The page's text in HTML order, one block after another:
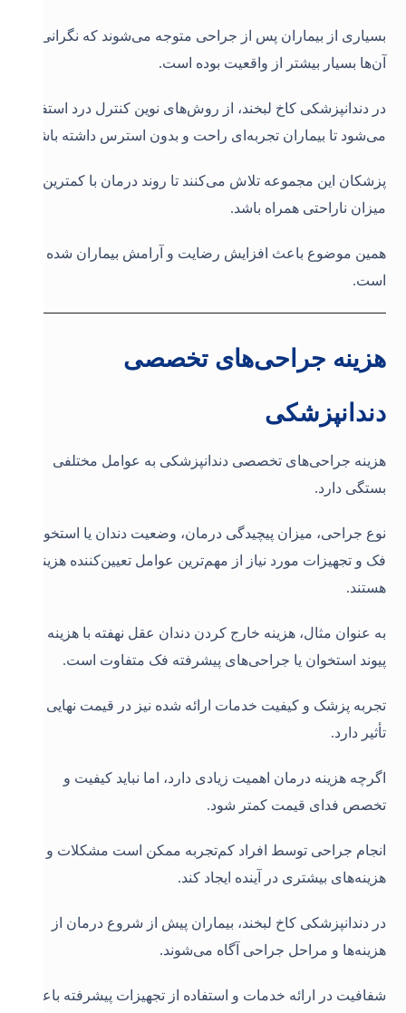
بسیاری از بیماران پس از جراحی متوجه می‌شوند که نگرانی
آن‌ها بسیار بیشتر از واقعیت بوده است.
در دندانپزشکی کاخ لبخند، از روش‌های نوین کنترل درد استفاده
می‌شود تا بیماران تجربه‌ای راحت و بدون استرس داشته باشند.
پزشکان این مجموعه تلاش می‌کنند تا روند درمان با کمترین
میزان ناراحتی همراه باشد.
همین موضوع باعث افزایش رضایت و آرامش بیماران شده
است.
هزینه جراحی‌های تخصصی
دندانپزشکی
هزینه جراحی‌های تخصصی دندانپزشکی به عوامل مختلفی
بستگی دارد.
نوع جراحی، میزان پیچیدگی درمان، وضعیت دندان یا استخوان
فک و تجهیزات مورد نیاز از مهم‌ترین عوامل تعیین‌کننده هزینه
هستند.
به عنوان مثال، هزینه خارج کردن دندان عقل نهفته با هزینه
پیوند استخوان یا جراحی‌های پیشرفته فک متفاوت است.
تجربه پزشک و کیفیت خدمات ارائه شده نیز در قیمت نهایی
تأثیر دارد.
اگرچه هزینه درمان اهمیت زیادی دارد، اما نباید کیفیت و
تخصص فدای قیمت کمتر شود.
انجام جراحی توسط افراد کم‌تجربه ممکن است مشکلات و
هزینه‌های بیشتری در آینده ایجاد کند.
در دندانپزشکی کاخ لبخند، بیماران پیش از شروع درمان از
هزینه‌ها و مراحل جراحی آگاه می‌شوند.
شفافیت در ارائه خدمات و استفاده از تجهیزات پیشرفته باعث